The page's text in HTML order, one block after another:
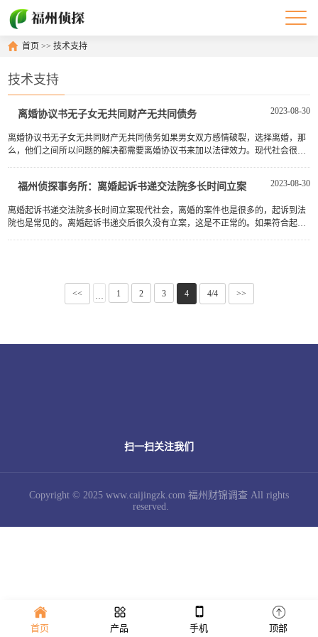
首页 >>技术支持
技术支持
2023-08-30
离婚协议书无子女无共同财产无共同债务
离婚协议书无子女无共同财产无共同债务如果男女双方感情破裂，选择离婚，那
么，他们之间所以问题的解决都需要离婚协议书来加以法律效力。现代社会很多
2023-08-30
福州侦探事务所：离婚起诉书递交法院多长时间立案
离婚起诉书递交法院多长时间立案现代社会，离婚的案件也是很多的，起诉到法
院也是常见的。离婚起诉书递交后很久没有立案，这是不正常的。如果符合起诉
<< ··· 1 2 3 4 4/4 >>
扫一扫关注我们
Copyright © 2025 www.caijingzk.com 福州财锦调查 All rights
reserved.
首页 产品 手机 顶部